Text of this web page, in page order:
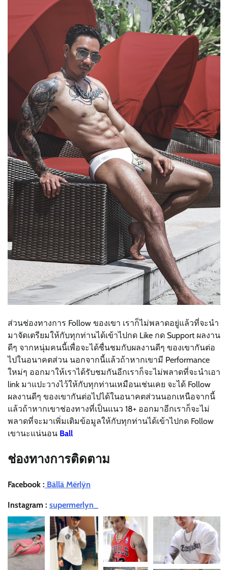
ส่วนช่องทางการ Follow ของเขา เราก็ไม่พลาดอยู่แล้วที่จะนำ
มาจัดเตรียมให้กับทุกท่านได้เข้าไปกด Like กด Support ผลงาน
ดีๆ จากหนุ่มคนนี้เพื่อจะได้ชื่นชมกับผลงานดีๆ ของเขากันต่อ
ไปในอนาคตส่วน นอกจากนี้แล้วถ้าหากเขามี Performance
ใหม่ๆ ออกมาให้เราได้รับชมกันอีกเราก็จะไม่พลาดที่จะนำเอา
link มาแปะวางไว้ให้กับทุกท่านเหมือนเช่นเคย จะได้ Follow
ผลงานดีๆ ของเขากันต่อไปได้ในอนาคตส่วนนอกเหนือจากนี้
แล้วถ้าหากเขาช่องทางที่เป็นแนว 18+ ออกมาอีกเราก็จะไม่
พลาดที่จะมาเพิ่มเติมข้อมูลให้กับทุกท่านได้เข้าไปกด Follow
เขานะแน่นอน Ball
ช่องทางการติดตาม
Facebook : Bällä Mërlÿn
Instagram : supermerlyn_